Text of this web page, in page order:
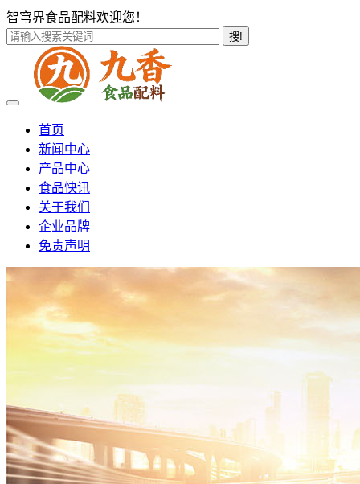
智穹界食品配料欢迎您！
搜!
首页
新闻中心
产品中心
食品快讯
关于我们
企业品牌
免责声明